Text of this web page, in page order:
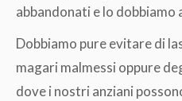
abbandonati e lo
Dobbiamo pure evitare di
magari malmessi oppure
dove i nostri anziani